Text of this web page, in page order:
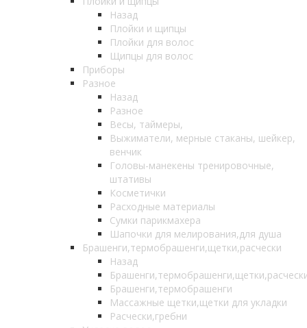
Назад
Плойки и щипцы
Плойки для волос
Щипцы для волос
Приборы
Разное
Назад
Разное
Весы, таймеры,
Выжиматели, мерные стаканы, шейкер,
венчик
Головы-манекены тренировочные,
штативы
Косметички
Расходные материалы
Сумки парикмахера
Шапочки для мелирования,для душа
Брашенги,термобрашенги,щетки,расчески
Назад
Брашенги,термобрашенги
Массажные щетки,щетки для укладки
Расчески,гребни